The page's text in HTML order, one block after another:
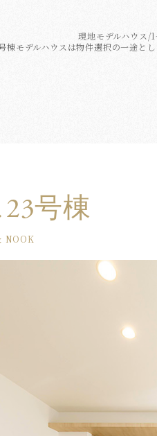
現地モデルハウス
棟モデルハウスは物件選択の一途と
号棟
NOOK